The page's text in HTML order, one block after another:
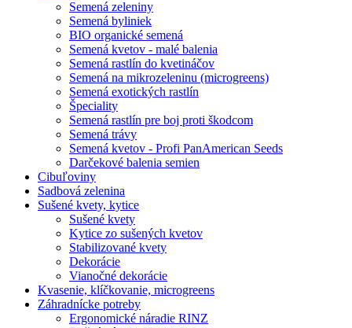
Semená zeleniny
Semená byliniek
BIO organické semená
Semená kvetov - malé balenia
Semená rastlín do kvetináčov
Semená na mikrozeleninu (microgreens)
Semená exotických rastlín
Špeciality
Semená rastlín pre boj proti škodcom
Semená trávy
Semená kvetov - Profi PanAmerican Seeds
Darčekové balenia semien
Cibuľoviny
Sadbová zelenina
Sušené kvety, kytice
Sušené kvety
Kytice zo sušených kvetov
Stabilizované kvety
Dekorácie
Vianočné dekorácie
Kvasenie, klíčkovanie, microgreens
Záhradnícke potreby
Ergonomické náradie RINZ